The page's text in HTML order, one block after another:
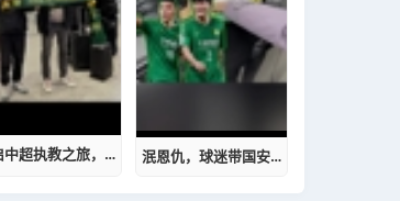
开启中超执教之旅，国安新帅塞蒂恩携教练组抵达北京 泯恩仇，球迷带国安球衣找金玟哉签名，金玟哉主动问起于大宝近况